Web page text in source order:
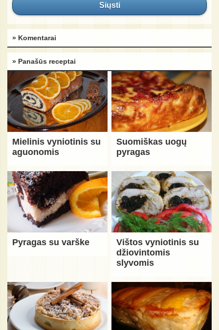
Siųsti
» Komentarai
» Panašūs receptai
Mielinis vyniotinis su
aguonomis
Suomiškas uogų
pyragas
Pyragas su varške
Vištos vyniotinis su
džiovintomis
slyvomis